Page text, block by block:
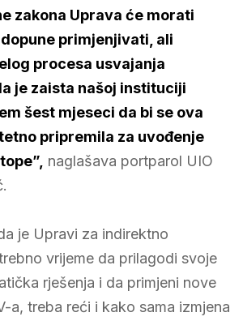
zakona Uprava će morati
primjenjivati, ali
procesa usvajanja
je zaista našoj instituciji
šest mjeseci da bi se ova
pripremila za uvođenje
naglašava portparol UIO
je Upravi za indirektno
vrijeme da prilagodi svoje
rješenja i da primjeni nove
a, treba reći i kako sama izmjena